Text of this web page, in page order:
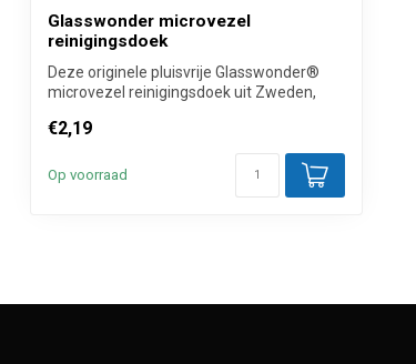
Glasswonder microvezel
reinigingsdoek
Deze originele pluisvrije Glasswonder®
microvezel reinigingsdoek uit Zweden,
€2,19
Op voorraad